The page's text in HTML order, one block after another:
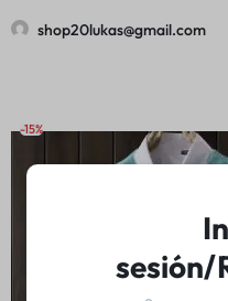
shop20lukas@gmail.com
-15%
sesión/